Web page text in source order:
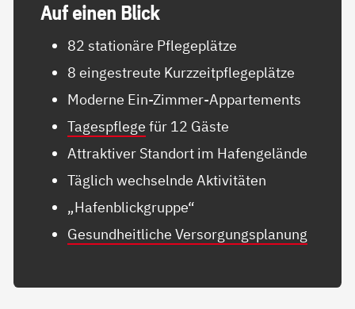
Auf ei­nen Blick
82 stationäre Pflegeplätze
8 eingestreute Kurzzeitpflegeplätze
Moderne Ein-Zimmer-Appartements
Tagespflege für 12 Gäste
Attraktiver Standort im Hafengelände
Täglich wechselnde Aktivitäten
„Hafenblickgruppe“
Gesundheitliche Versorgungsplanung